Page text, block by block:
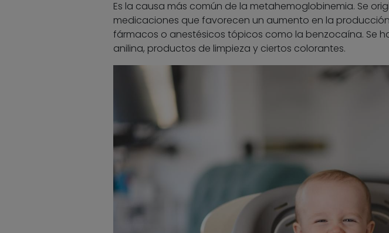
Es la causa más común de la metahemoglobinemia. Se
medicaciones que favorecen un aumento en la
fármacos o anestésicos tópicos como la benzocaína. Se
anilina, productos de limpieza y ciertos colorantes.